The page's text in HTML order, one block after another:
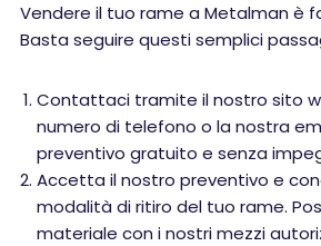
Vendere il tuo rame a Metalman è
Basta seguire questi semplici
Contattaci tramite il nostro sito
numero di telefono o la nostra
preventivo gratuito e senza
Accetta il nostro preventivo e
modalità di ritiro del tuo rame.
materiale con i nostri mezzi